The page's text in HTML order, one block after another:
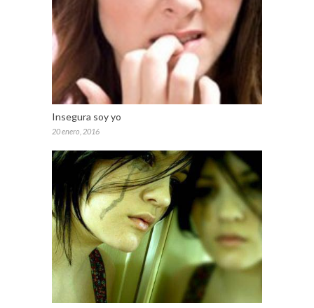
Insegura soy yo
20 enero, 2016